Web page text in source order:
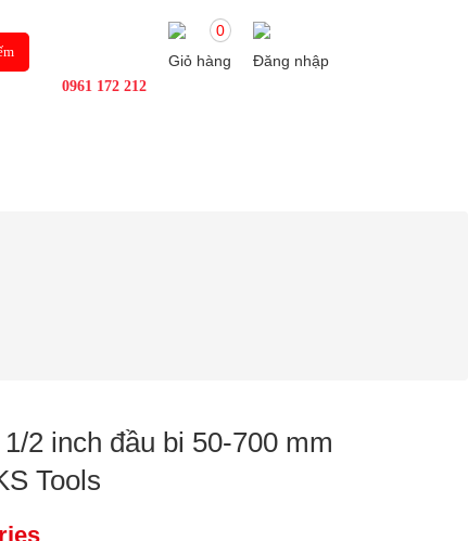
0961 172 212
0
Giỏ hàng
Đăng nhập
2 inch đầu bi 50-700 mm
Tools